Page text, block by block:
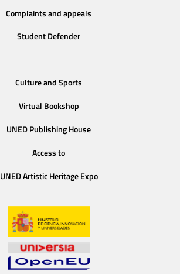
Complaints and appeals
Student Defender
Culture and Sports
Virtual Bookshop
UNED Publishing House
Access to
UNED Artistic Heritage Expo